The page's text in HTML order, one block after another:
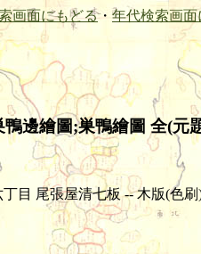
画面にもどる・ 年代検索画面
邊繪圖;巣鴨繪圖 全(元
目 尾張屋清七板 -- 木版(色刷)